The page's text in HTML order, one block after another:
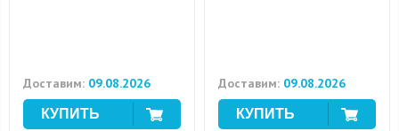
Доставим: 09.08.2026 Доставим: 09.08.2026